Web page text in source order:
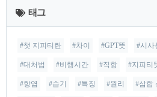
근
글
태그
#챗 지피티란 #차이 #GPT뜻 #시사
#대처법 #비행시간 #직항 #지피티
#항염 #습기 #특징 #원리 #삼합